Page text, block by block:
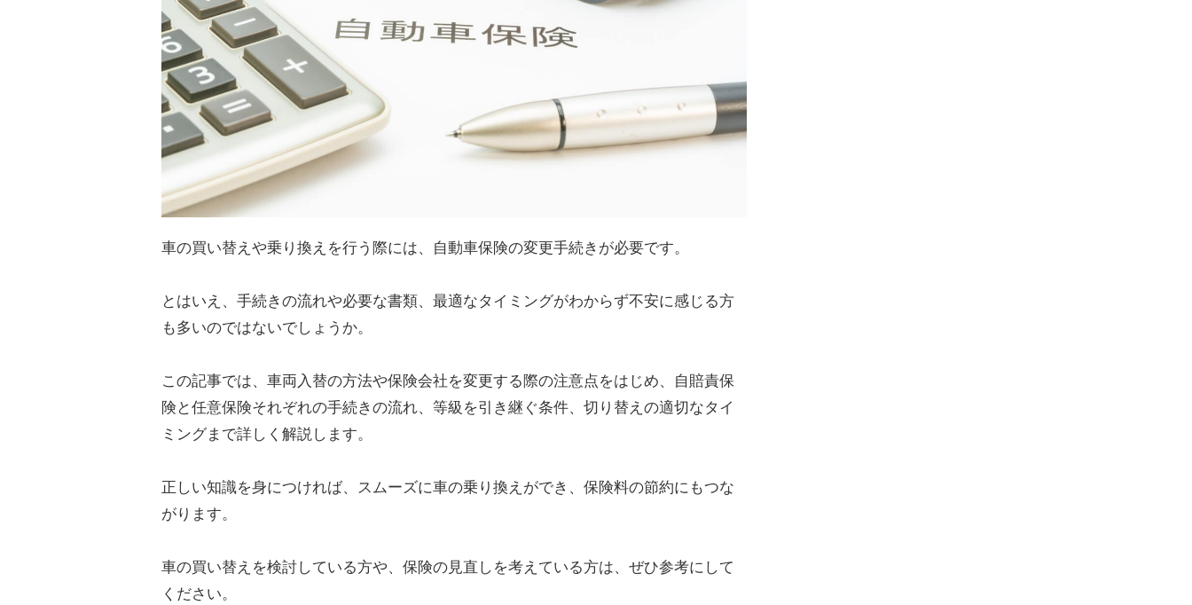
車の買い替えや乗り換えを行う際には、自動車保険の変更手続きが必要です。
とはいえ、手続きの流れや必要な書類、最適なタイミングがわからず不安に感じる方
も多いのではないでしょうか。
この記事では、車両入替の方法や保険会社を変更する際の注意点をはじめ、自賠責保
険と任意保険それぞれの手続きの流れ、等級を引き継ぐ条件、切り替えの適切なタイ
ミングまで詳しく解説します。
正しい知識を身につければ、スムーズに車の乗り換えができ、保険料の節約にもつな
がります。
車の買い替えを検討している方や、保険の見直しを考えている方は、ぜひ参考にして
ください。